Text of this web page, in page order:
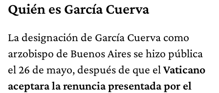
Quién es García Cuerva
La designación de García Cuerva como
arzobispo de Buenos Aires se hizo pública
el 26 de mayo, después de que el Vaticano
aceptara la renuncia presentada por el